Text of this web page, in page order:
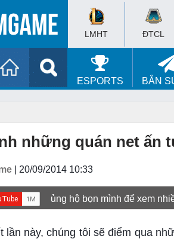
LMHT ĐTCL
ESPORTS BẮN
những quán net ấn
| 20/09/2014 10:33
ủng hộ bọn mình để xem
lần này, chúng tôi sẽ điểm qua